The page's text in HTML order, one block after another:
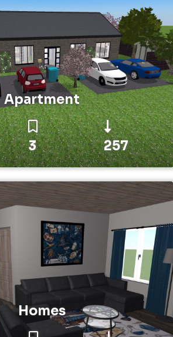
Apartment
3 257
Homes